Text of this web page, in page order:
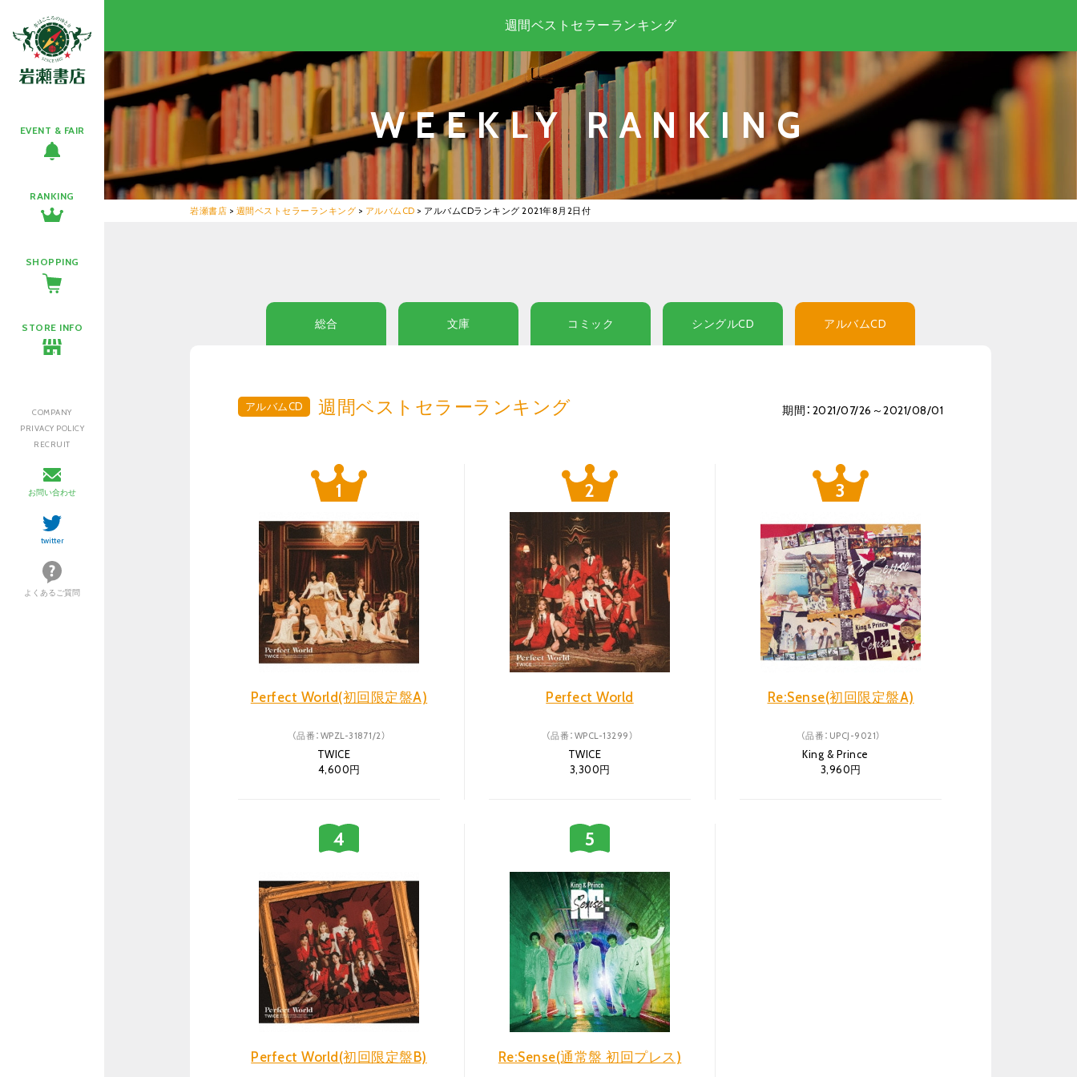
EVENT & FAIR
RANKING
SHOPPING
STORE INFO
COMPANY
PRIVACY POLICY
RECRUIT
お問い合わせ
twitter
よくあるご質問
週間ベストセラーランキング
WEEKLY RANKING
岩瀬書店 > 週間ベストセラーランキング > アルバムCD > アルバムCDランキング 2021年8月2日付
総合 文庫 コミック シングルCD アルバムCD
アルバムCD 週間ベストセラーランキング 期間：2021/07/26～2021/08/01
Perfect World(初回限定盤A)
（品番：WPZL-31871/2）
TWICE
4,600円
Perfect World
（品番：WPCL-13299）
TWICE
3,300円
Re:Sense(初回限定盤A)
（品番：UPCJ-9021）
King & Prince
3,960円
Perfect World(初回限定盤B) Re:Sense(通常盤 初回プレス)